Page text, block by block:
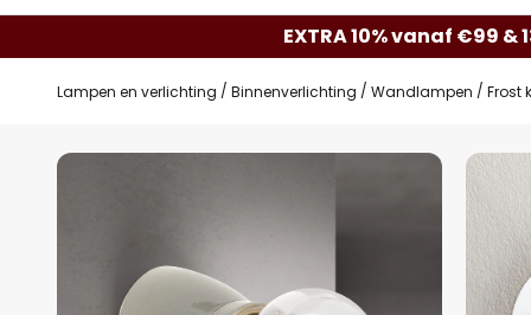
EXTRA 10% vanaf €99 &
Lampen en verlichting Binnenverlichting Wandlampen Frost
Ga